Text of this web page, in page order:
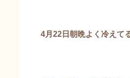
4月22日朝晩よく冷えて